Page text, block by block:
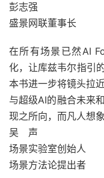
彭志强
盛景网联董事长
在所有场景已然AI
化，让库兹韦尔指引
本书进一步将镜头拉
与超级AI的融合未来
现之所向，而凡人想
吴 声
场景实验室创始人
场景方法论提出者